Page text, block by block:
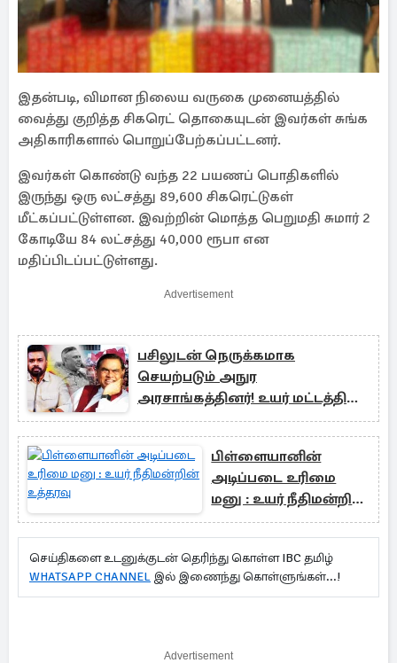
இதன்படி, விமான நிலைய வருகை முனையத்தில்
வைத்து குறித்த சிகரெட் தொகையுடன் இவர்கள் சுங்க
அதிகாரிகளால் பொறுப்பேற்கப்பட்டனர்.
இவர்கள் கொண்டு வந்த 22 பயணப் பொதிகளில்
இருந்து ஒரு லட்சத்து 89,600 சிகரெட்டுகள்
மீட்கப்பட்டுள்ளன. இவற்றின் மொத்த பெறுமதி சுமார் 2
கோடியே 84 லட்சத்து 40,000 ரூபா என
மதிப்பிடப்பட்டுள்ளது.
Advertisement
பசிலுடன் நெருக்கமாக
செயற்படும் அநுர
அரசாங்கத்தினர்! உயர் மட்டத்தில்
வழங்கப்பட்ட அறிவுரை
பிள்ளையானின்
அடிப்படை உரிமை
மனு : உயர் நீதிமன்றின்
உத்தரவு
செய்திகளை உடனுக்குடன் தெரிந்து கொள்ள IBC தமிழ்
WHATSAPP CHANNEL இல் இணைந்து கொள்ளுங்கள்...!
Advertisement